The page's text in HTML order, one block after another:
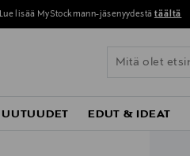
Lue lisää MyStockmann-jäsenyydestä täältä
UUTUUDET EDUT & IDEAT